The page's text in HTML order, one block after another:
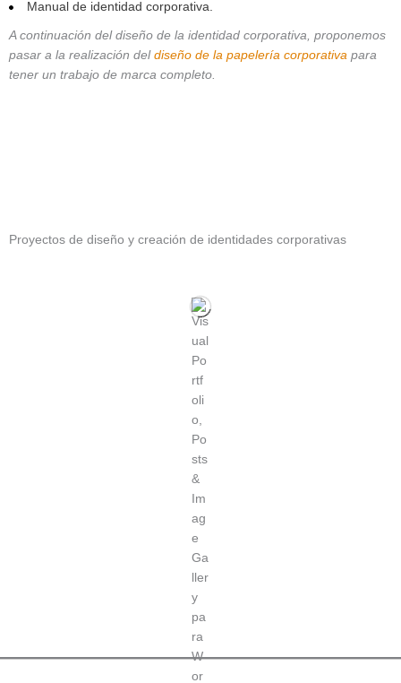
Manual de identidad corporativa.
A continuación del diseño de la identidad corporativa, proponemos
pasar a la realización del diseño de la papelería corporativa para
tener un trabajo de marca completo.
Proyectos de diseño y creación de identidades corporativas